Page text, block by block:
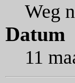
Weg
Datum
11